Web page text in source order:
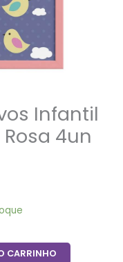
Infantil
4un
CARRINHO